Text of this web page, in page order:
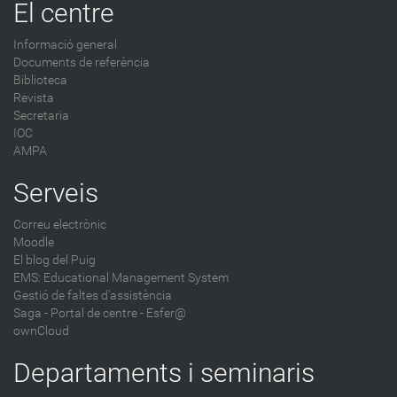
El centre
Informació general
Documents de referència
Biblioteca
Revista
Secretaria
IOC
AMPA
Serveis
Correu electrònic
Moodle
El blog del Puig
EMS: Educational Management System
Gestió de faltes d'assistència
Saga - Portal de centre - Esfer@
ownCloud
Departaments i seminaris